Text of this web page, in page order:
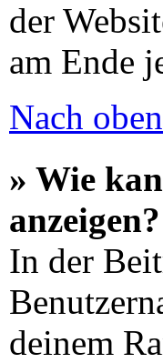
der
am Ende
Nach oben
» Wie
anzeigen?
In der
deinem